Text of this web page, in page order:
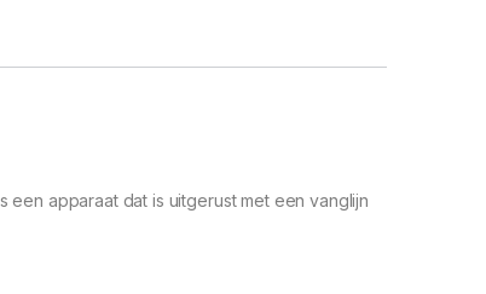
apparaat dat is uitgerust met een vanglijn